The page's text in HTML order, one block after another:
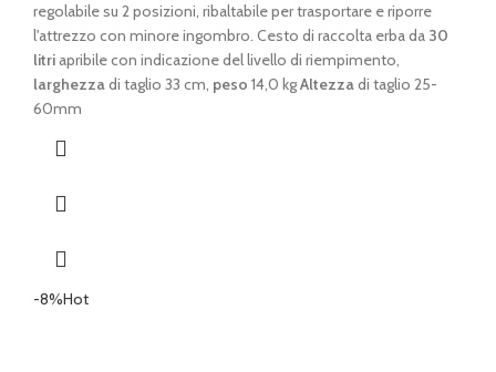
regolabile su 2 posizioni, ribaltabile per trasportare e riporre
l'attrezzo con minore ingombro. Cesto di raccolta erba da 30
litri apribile con indicazione del livello di riempimento,
larghezzadi taglio 33 cm, peso 14,0 kgAltezzadi taglio 25-
60mm
-8%Hot